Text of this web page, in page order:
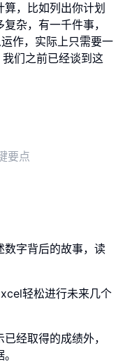
，比如列出你计划
杂，有一千件事，
作，实际上只需要一
们之前已经谈到这
要点
数字背后的故事，读
轻松进行未来几个
经取得的成绩外，